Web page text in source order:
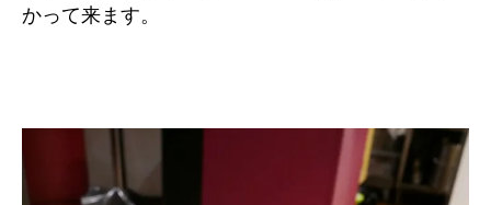
かって来ます。